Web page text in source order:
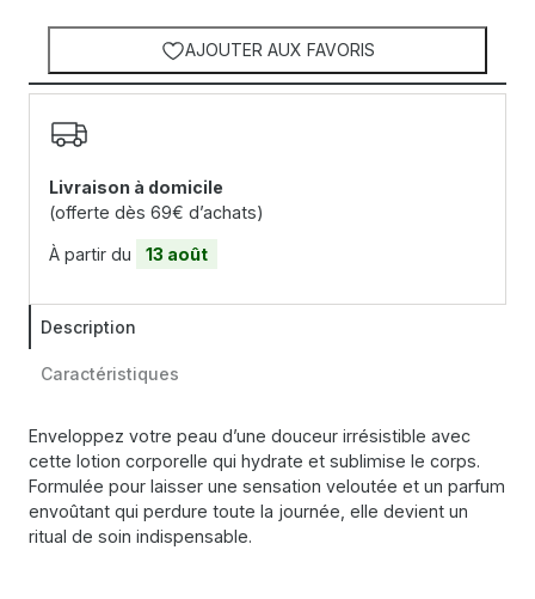
AJOUTER AUX FAVORIS
Livraison à domicile
(offerte dès 69€ d’achats)
À partir du 13 août
Description
Caractéristiques
Enveloppez votre peau d’une douceur irrésistible avec
cette lotion corporelle qui hydrate et sublimise le corps.
Formulée pour laisser une sensation veloutée et un parfum
envoûtant qui perdure toute la journée, elle devient un
ritual de soin indispensable.